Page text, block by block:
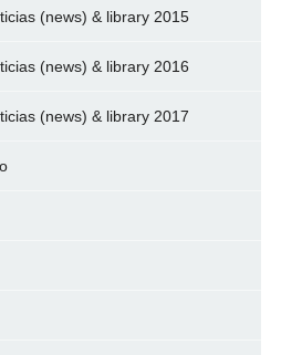
(news) & library 2015
(news) & library 2016
(news) & library 2017